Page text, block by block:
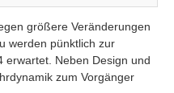
größere Veränderungen
werden pünktlich zur
erwartet. Neben Design und
zum Vorgänger